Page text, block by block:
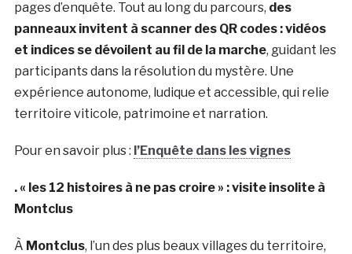
pages d’enquête. Tout au long du parcours, des
panneaux invitent à scanner des QR codes : vidéos
et indices se dévoilent au fil de la marche, guidant les
participants dans la résolution du mystère. Une
expérience autonome, ludique et accessible, qui relie
territoire viticole, patrimoine et narration.
Pour en savoir plus : l’Enquête dans les vignes
. « les 12 histoires à ne pas croire » : visite insolite à
Montclus
À Montclus, l’un des plus beaux villages du territoire,